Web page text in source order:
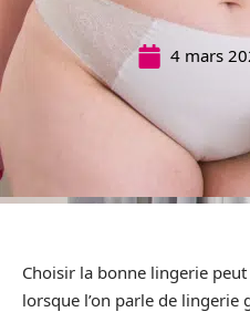
4 mars
Choisir la bonne lingerie
lorsque l’on parle de